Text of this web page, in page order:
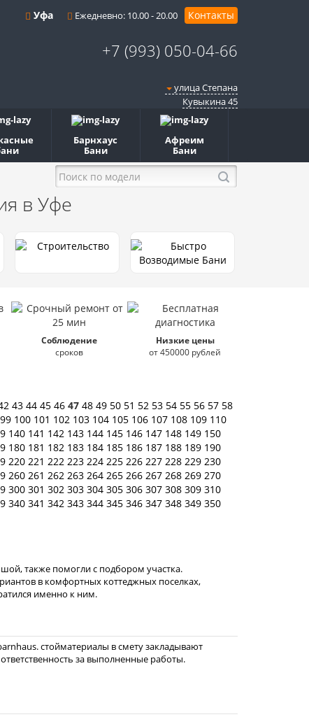
Уфа Ежедневно: 10.00 - 20.00 Контакты
+7 (993) 050-04-66
улица Степана
Кувыкина 45
Барнхаус
Бани
Афреим
Бани
в Уфе
Соблюдение
сроков
Низкие цены
от 450000 рублей
43 44 45 46 47 48 49 50 51 52 53 54 55 56 57 58
99 100 101 102 103 104 105 106 107 108 109 110
140 141 142 143 144 145 146 147 148 149 150
180 181 182 183 184 185 186 187 188 189 190
220 221 222 223 224 225 226 227 228 229 230
260 261 262 263 264 265 266 267 268 269 270
300 301 302 303 304 305 306 307 308 309 310
340 341 342 343 344 345 346 347 348 349 350
также помогли с подбором участка.
в комфортных коттеджных поселках,
именно к ним.
стойматериалы в смету закладывают
за выполненные работы.